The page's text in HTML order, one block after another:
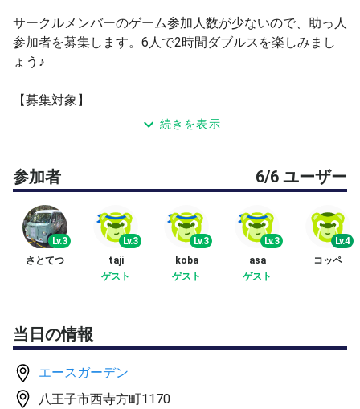
サークルメンバーのゲーム参加人数が少ないので、助っ人
参加者を募集します。6人で2時間ダブルスを楽しみまし
ょう♪
【募集対象】
・レベルが下位の方にも優しくできる方
【当日の内容】
15分程アップをした後で、ダブルスのゲームを回して行
きます。（ノーアド4ゲーム消化）
【集合場所】
時間になりましたら「Eコート」にお集まり下さい
・悪天候による中止連絡は前日の夜に追加で記載します
・当日の遅刻などの連絡はチャットにお願いします
続きを表示
参加者 6/6 ユーザー
Lv.3
さとてつ
Lv.3
taji
ゲスト
Lv.3
koba
ゲスト
Lv.3
asa
ゲスト
Lv.4
コッペ
当日の情報
エースガーデン
八王子市西寺方町1170